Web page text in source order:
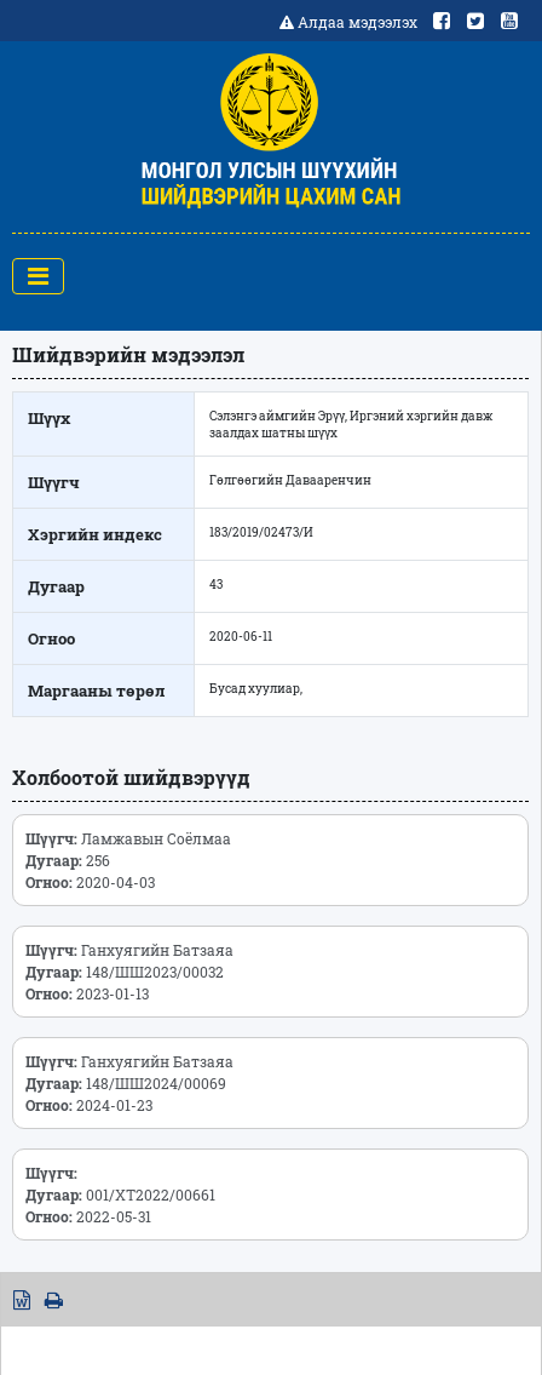
Алдаа мэдээлэх
Шийдвэрийн мэдээлэл
Шүүх
Сэлэнгэ аймгийн Эрүү, Иргэний хэргийн давж
заалдах шатны шүүх
Шүүгч Гөлгөөгийн Давааренчин
Хэргийн индекс 183/2019/02473/И
Дугаар 43
Огноо 2020-06-11
Маргааны төрөл Бусад хуулиар,
Холбоотой шийдвэрүүд
Шүүгч: Ламжавын Соёлмаа
Дугаар:256
Огноо:2020-04-03
Шүүгч:Ганхуягийн Батзаяа
Дугаар:148/ШШ2023/00032
Огноо:2023-01-13
Шүүгч:Ганхуягийн Батзаяа
Дугаар:148/ШШ2024/00069
Огноо:2024-01-23
Шүүгч:
Дугаар:001/ХТ2022/00661
Огноо:2022-05-31